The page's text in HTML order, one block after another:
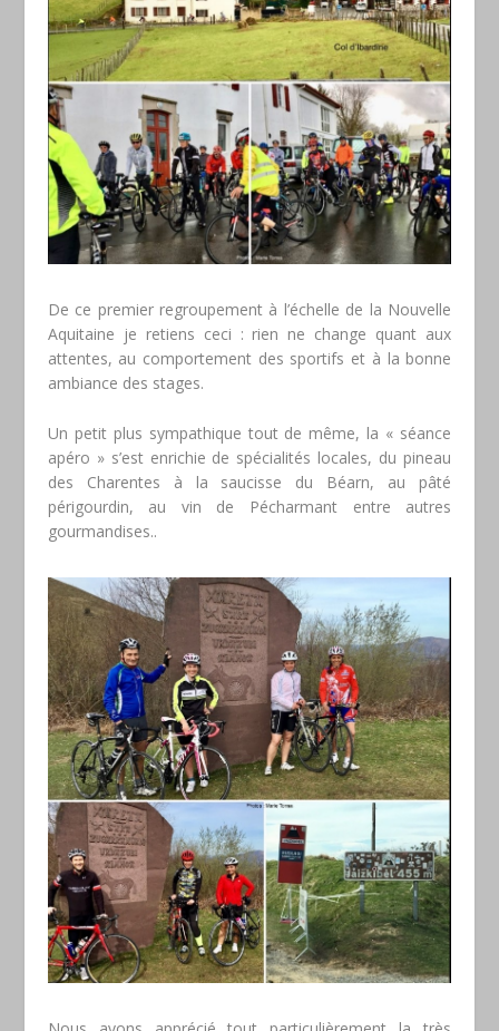
De ce premier regroupement à l’échelle de la Nouvelle
Aquitaine je retiens ceci : rien ne change quant aux
attentes, au comportement des sportifs et à la bonne
ambiance des stages.
Un petit plus sympathique tout de même, la « séance
apéro » s’est enrichie de spécialités locales, du pineau
des Charentes à la saucisse du Béarn, au pâté
périgourdin, au vin de Pécharmant entre autres
gourmandises..